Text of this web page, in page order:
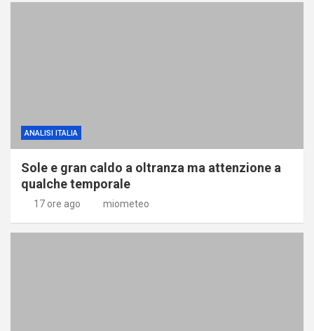
ANALISI ITALIA
Sole e gran caldo a oltranza ma attenzione a
qualche temporale
17 ore ago miometeo